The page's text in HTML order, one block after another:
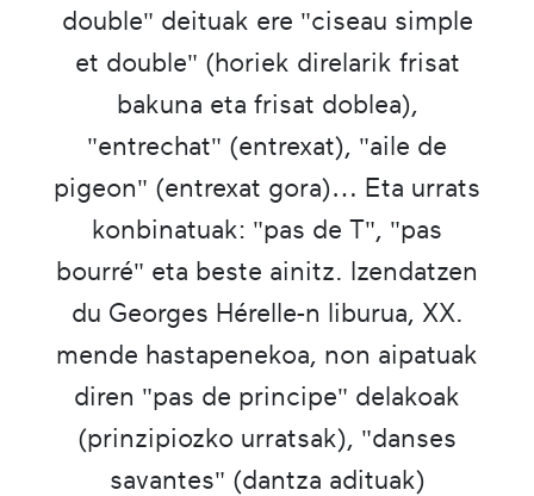
double" deituak ere "ciseau simple
et double" (horiek direlarik frisat
bakuna eta frisat doblea),
"entrechat" (entrexat), "aile de
pigeon" (entrexat gora)… Eta urrats
konbinatuak: "pas de T", "pas
bourré" eta beste ainitz. Izendatzen
du Georges Hérelle-n liburua, XX.
mende hastapenekoa, non aipatuak
diren "pas de principe" delakoak
(prinzipiozko urratsak), "danses
savantes" (dantza adituak)